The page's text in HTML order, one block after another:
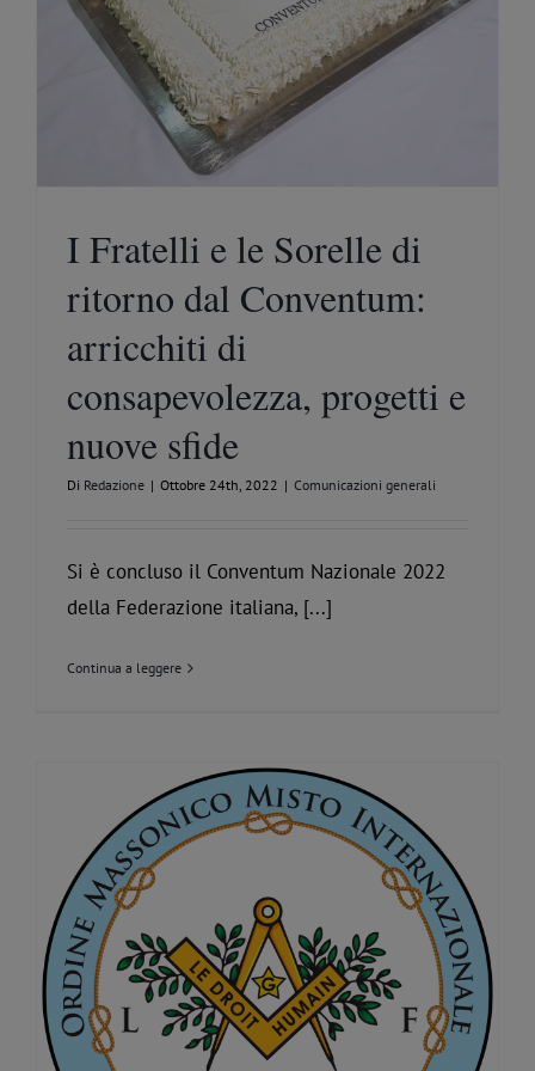
I Fratelli e le Sorelle di
ritorno dal Conventum:
arricchiti di
consapevolezza, progetti e
nuove sfide
Di Redazione | Ottobre 24th, 2022 | Comunicazioni generali
Si è concluso il Conventum Nazionale 2022
della Federazione italiana, [...]
Continua a leggere